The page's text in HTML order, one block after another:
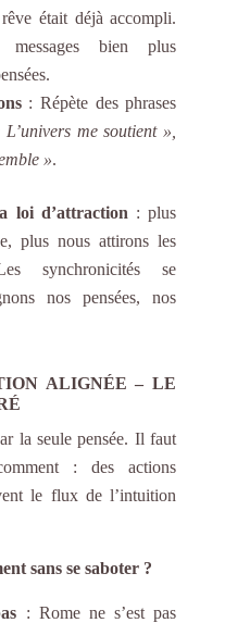
était déjà accompli.
messages bien plus
: Répète des phrases
me soutient »,
».
loi d’attraction : plus
plus nous attirons les
synchronicités se
nos pensées, nos
ALIGNÉE – LE
la seule pensée. Il faut
: des actions
le flux de l’intuition
sans se saboter ?
: Rome ne s’est pas